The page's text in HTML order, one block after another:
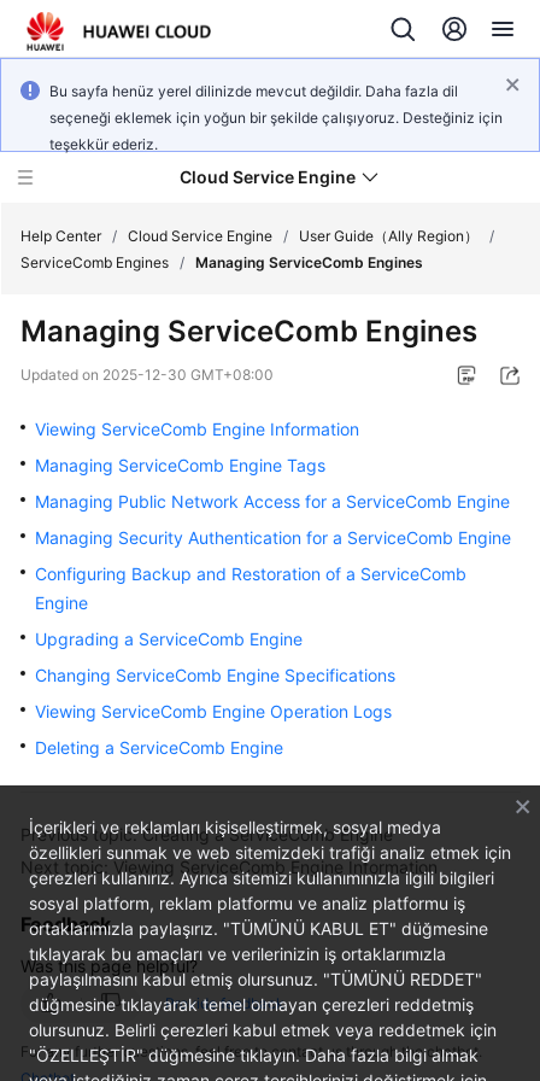
Bu sayfa henüz yerel dilinizde mevcut değildir. Daha fazla dil
seçeneği eklemek için yoğun bir şekilde çalışıyoruz. Desteğiniz için
teşekkür ederiz.
Cloud Service Engine
New
Overview
Billing
Getting
User
Guide
Practices
API
Reference
SDK
Reference
FAQs
Help Center / Cloud Service Engine / User Guide（Ally Region）
/
ServiceComb Engines / Managing ServiceComb Engines
Managing ServiceComb Engines
Updated on 2025-12-30 GMT+08:00
Viewing ServiceComb Engine Information
Managing ServiceComb Engine Tags
Managing Public Network Access for a ServiceComb Engine
Managing Security Authentication for a ServiceComb Engine
Configuring Backup and Restoration of a ServiceComb
Engine
Upgrading a ServiceComb Engine
Changing ServiceComb Engine Specifications
Viewing ServiceComb Engine Operation Logs
Deleting a ServiceComb Engine
Previous topic: Creating a ServiceComb Engine
Next topic: Viewing ServiceComb Engine Information
Feedback
Was this page helpful?
Provide feedback
For any further questions, feel free to contact us through the chatbot.
İçerikleri ve reklamları kişiselleştirmek, sosyal medya
özellikleri sunmak ve web sitemizdeki trafiği analiz etmek için
çerezleri kullanırız. Ayrıca sitemizi kullanımınızla ilgili bilgileri
sosyal platform, reklam platformu ve analiz platformu iş
ortaklarımızla paylaşırız. "TÜMÜNÜ KABUL ET" düğmesine
tıklayarak bu amaçları ve verilerinizin iş ortaklarımızla
paylaşılmasını kabul etmiş olursunuz. "TÜMÜNÜ REDDET"
düğmesine tıklayarak temel olmayan çerezleri reddetmiş
olursunuz. Belirli çerezleri kabul etmek veya reddetmek için
"ÖZELLEŞTİR" düğmesine tıklayın. Daha fazla bilgi almak